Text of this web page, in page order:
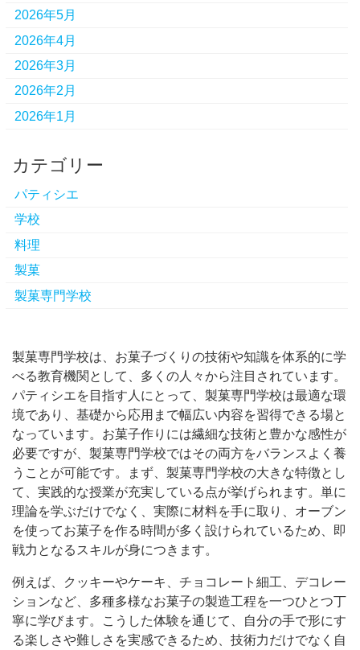
2026年5月
2026年4月
2026年3月
2026年2月
2026年1月
カテゴリー
パティシエ
学校
料理
製菓
製菓専門学校
製菓専門学校は、お菓子づくりの技術や知識を体系的に学
べる教育機関として、多くの人々から注目されています。
パティシエを目指す人にとって、製菓専門学校は最適な環
境であり、基礎から応用まで幅広い内容を習得できる場と
なっています。お菓子作りには繊細な技術と豊かな感性が
必要ですが、製菓専門学校ではその両方をバランスよく養
うことが可能です。まず、製菓専門学校の大きな特徴とし
て、実践的な授業が充実している点が挙げられます。単に
理論を学ぶだけでなく、実際に材料を手に取り、オーブン
を使ってお菓子を作る時間が多く設けられているため、即
戦力となるスキルが身につきます。
例えば、クッキーやケーキ、チョコレート細工、デコレー
ションなど、多種多様なお菓子の製造工程を一つひとつ丁
寧に学びます。こうした体験を通じて、自分の手で形にす
る楽しさや難しさを実感できるため、技術力だけでなく自